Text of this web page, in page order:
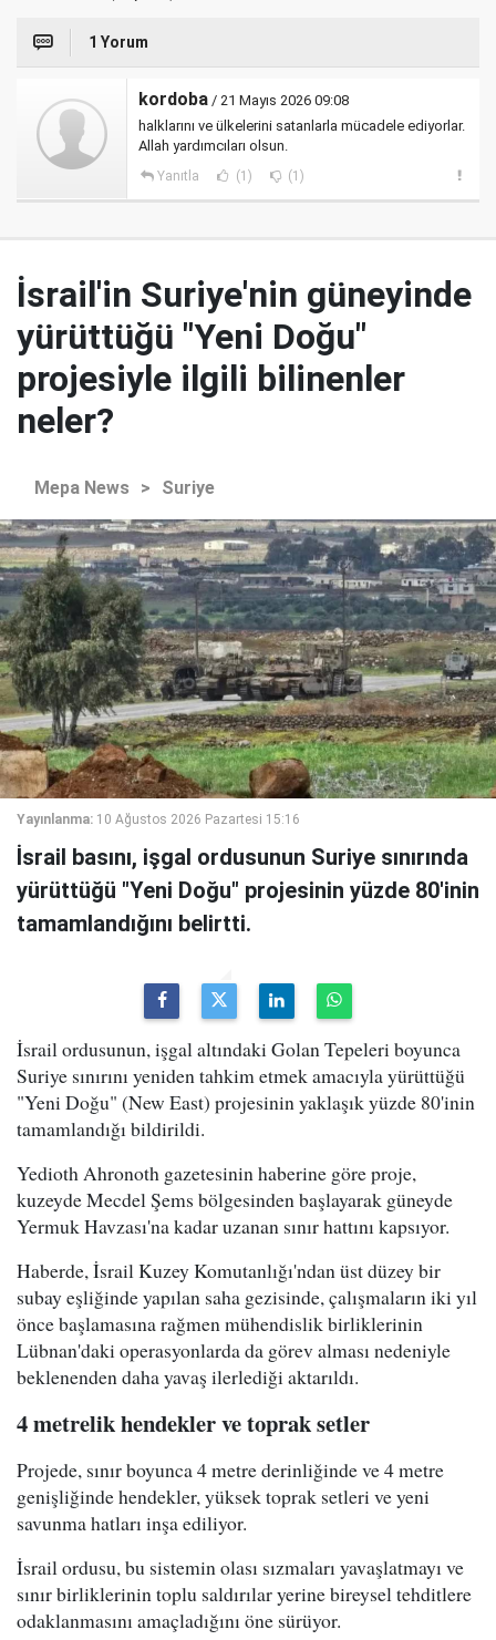
1 Yorum
kordoba / 21 Mayıs 2026 09:08
halklarını ve ülkelerini satanlarla mücadele ediyorlar.
Allah yardımcıları olsun.
Yanıtla (1) (1)
İsrail'in Suriye'nin güneyinde
yürüttüğü "Yeni Doğu"
projesiyle ilgili bilinenler
neler?
Mepa News > Suriye
Yayınlanma: 10 Ağustos 2026 Pazartesi 15:16
İsrail basını, işgal ordusunun Suriye sınırında
yürüttüğü "Yeni Doğu" projesinin yüzde 80'inin
tamamlandığını belirtti.
İsrail ordusunun, işgal altındaki Golan Tepeleri boyunca
Suriye sınırını yeniden tahkim etmek amacıyla yürüttüğü
"Yeni Doğu" (New East) projesinin yaklaşık yüzde 80'inin
tamamlandığı bildirildi.
Yedioth Ahronoth gazetesinin haberine göre proje,
kuzeyde Mecdel Şems bölgesinden başlayarak güneyde
Yermuk Havzası'na kadar uzanan sınır hattını kapsıyor.
Haberde, İsrail Kuzey Komutanlığı'ndan üst düzey bir
subay eşliğinde yapılan saha gezisinde, çalışmaların iki yıl
önce başlamasına rağmen mühendislik birliklerinin
Lübnan'daki operasyonlarda da görev alması nedeniyle
beklenenden daha yavaş ilerlediği aktarıldı.
4 metrelik hendekler ve toprak setler
Projede, sınır boyunca 4 metre derinliğinde ve 4 metre
genişliğinde hendekler, yüksek toprak setleri ve yeni
savunma hatları inşa ediliyor.
İsrail ordusu, bu sistemin olası sızmaları yavaşlatmayı ve
sınır birliklerinin toplu saldırılar yerine bireysel tehditlere
odaklanmasını amaçladığını öne sürüyor.